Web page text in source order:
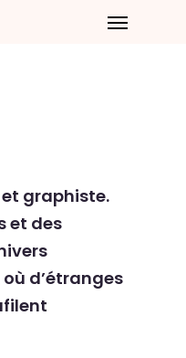
graphiste.
et des
d’étranges